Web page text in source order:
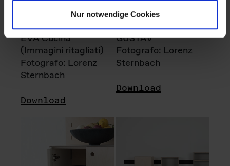
Nur notwendige Cookies
EVA Cucina
(Immagini ritagliati)
Fotografo: Lorenz
Sternbach
Download
GUSTAV
Fotografo: Lorenz
Sternbach
Download